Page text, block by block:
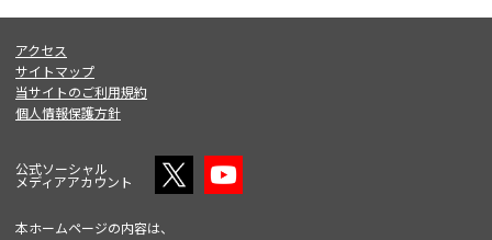
アクセス
サイトマップ
当サイトのご利用規約
個人情報保護方針
公式ソーシャル
メディアアカウント
本ホームページの内容は、